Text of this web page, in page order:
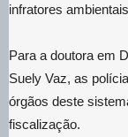
infratores
Para a doutora em
Suely Vaz, as
órgãos deste
fiscalização.